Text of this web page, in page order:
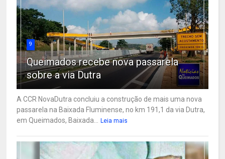
9
Queimados recebe nova passarela
sobre a via Dutra
A CCR NovaDutra concluiu a construção de mais uma nova
passarela na Baixada Fluminense, no km 191,1 da via Dutra,
em Queimados, Baixada... Leia mais